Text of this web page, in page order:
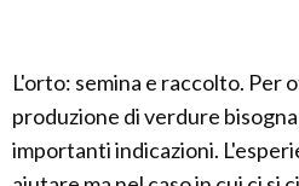
L'orto: semina e raccolto. Per
produzione di verdure
importanti indicazioni.